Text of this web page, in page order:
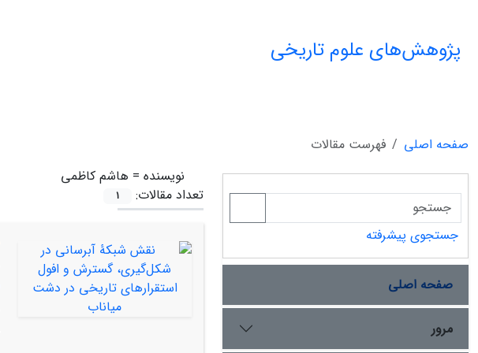
پژوهش‌های علوم تاریخی
صفحه اصلی
فهرست مقالات
نویسنده = هاشم کاظمی
تعداد مقالات:
1
جستجوی پیشرفته
صفحه اصلی
مرور